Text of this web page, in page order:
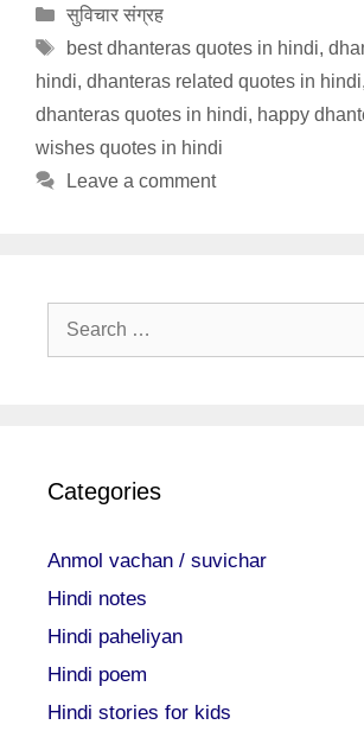
Categories
सुविचार संग्रह
Tags
best dhanteras quotes in hindi,
hindi, dhanteras related quotes in hindi,
dhanteras quotes in hindi, happy
wishes quotes in hindi
Leave a comment
Search
Categories
Anmol vachan / suvichar
Hindi notes
Hindi paheliyan
Hindi poem
Hindi stories for kids